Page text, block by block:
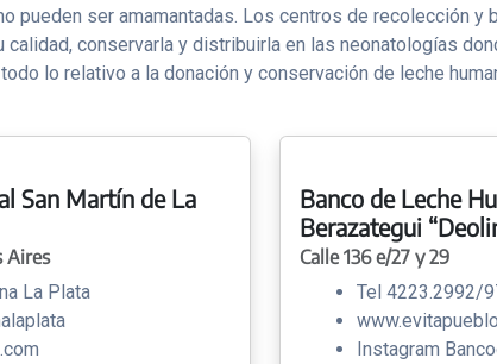
pueden ser amamantadas. Los centros de recolección y
conservarla y distribuirla en las neonatologías
lo relativo a la donación y conservación de leche
San Martín de La
Aires
La Plata
Banco de Leche
Berazategui
Calle 136 e/27 y 29
Tel 4223.2992/
Instagram